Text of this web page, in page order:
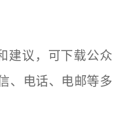
建议，可下载公众
、电话、电邮等多